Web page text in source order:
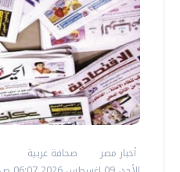
أخبار مصر
صحافة عربية